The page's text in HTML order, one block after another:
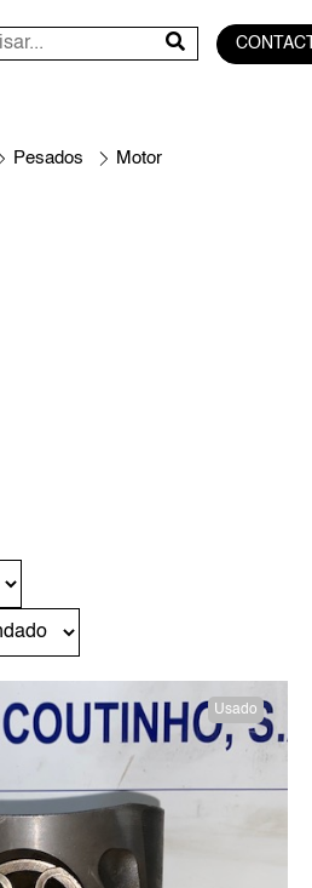
Pesados Motor
Usado